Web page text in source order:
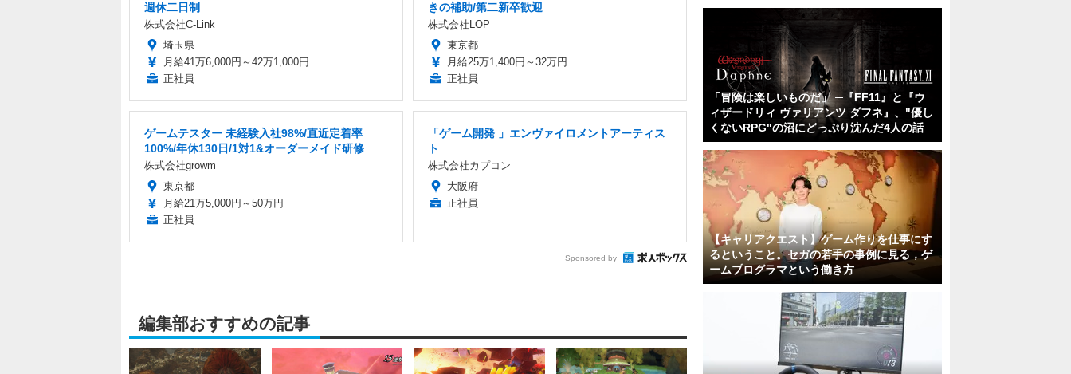
週休二日制
株式会社C-Link
埼玉県
月給41万6,000円～42万1,000円
正社員
きの補助/第二新卒歓迎
株式会社LOP
東京都
月給25万1,400円～32万円
正社員
ゲームテスター 未経験入社98%/直近定着率
100%/年休130日/1対1&オーダーメイド研修
株式会社growm
東京都
月給21万5,000円～50万円
正社員
「ゲーム開発 」エンヴァイロメントアーティス
ト
株式会社カプコン
大阪府
正社員
Sponsored by
編集部おすすめの記事
「冒険は楽しいものだ」 ─『FF11』と『ウ
ィザードリィ ヴァリアンツ ダフネ』、"優し
くないRPG"の沼にどっぷり沈んだ4人の話
【キャリアクエスト】ゲーム作りを仕事にす
るということ。セガの若手の事例に見る，ゲ
ームプログラマという働き方